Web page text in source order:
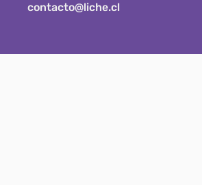
contacto@liche.cl